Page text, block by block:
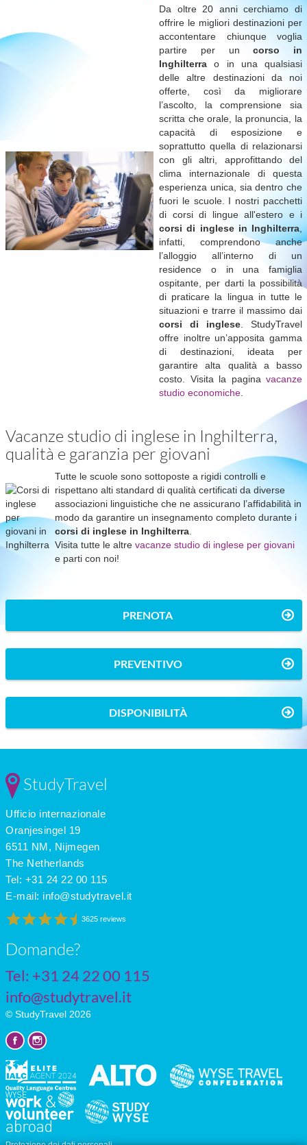
Da oltre 20 anni cerchiamo di
offrire le migliori destinazioni per
accontentare chiunque voglia
partire per uncorso in
Inghilterra o in una qualsiasi
delle altre destinazioni da noi
offerte, così da migliorare
l’ascolto, la comprensione sia
scritta che orale, la pronuncia, la
capacità di esposizione e
soprattutto quella di relazionarsi
con gli altri, approfittando del
clima internazionale di questa
esperienza unica, sia dentro che
fuori le scuole. I nostri pacchetti
di corsi di lingue all'estero e i
corsi di inglese in Inghilterra,
infatti, comprendono anche
l’alloggio all’interno di un
residence o in una famiglia
ospitante, per darti la possibilità
di praticare la lingua in tutte le
situazioni e trarre il massimo dai
corsi di inglese . StudyTravel
offre inoltre un’apposita gamma
di destinazioni, ideata per
garantire alta qualità a basso
costo. Visita la pagina vacanze
studio economiche
Vacanze studio di inglese in Inghilterra,
qualità e garanzia per giovani
Tutte le scuole sono sottoposte a rigidi controlli e
rispettano alti standard di qualità certificati da diverse
associazioni linguistiche che ne assicurano l’affidabilità in
modo da garantire un insegnamento completo durante i
corsi di inglese in Inghilterra
Visita tutte le altre vacanze studio di inglese per giovani
e parti con noi!
PRENOTA
PREVENTIVO
DISPONIBILITÀ
StudyTravel
Ufficio internazionale
Oranjesingel 19
6511 NM, Nijmegen
The Netherlands
Tel: +31 24 22 00 115
E-mail: info@studytravel.it
3625 reviews
Domande?
Tel: +31 24 22 00 115
info@studytravel.it
© StudyTravel 2026